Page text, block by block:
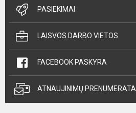
PASIEKIMAI
LAISVOS DARBO VIETOS
FACEBOOK PASKYRA
ATNAUJINIMŲ PRENUMERATA